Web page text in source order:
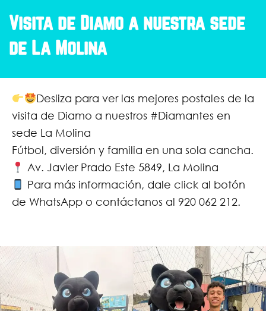
Visita de Diamo a nuestra sede
de La Molina
Desliza para ver las mejores postales de la
visita de Diamo a nuestros #Diamantes en
sede La Molina
Fútbol, diversión y familia en una sola cancha.
Av. Javier Prado Este 5849, La Molina
Para más información, dale click al botón
de WhatsApp o contáctanos al 920 062 212.